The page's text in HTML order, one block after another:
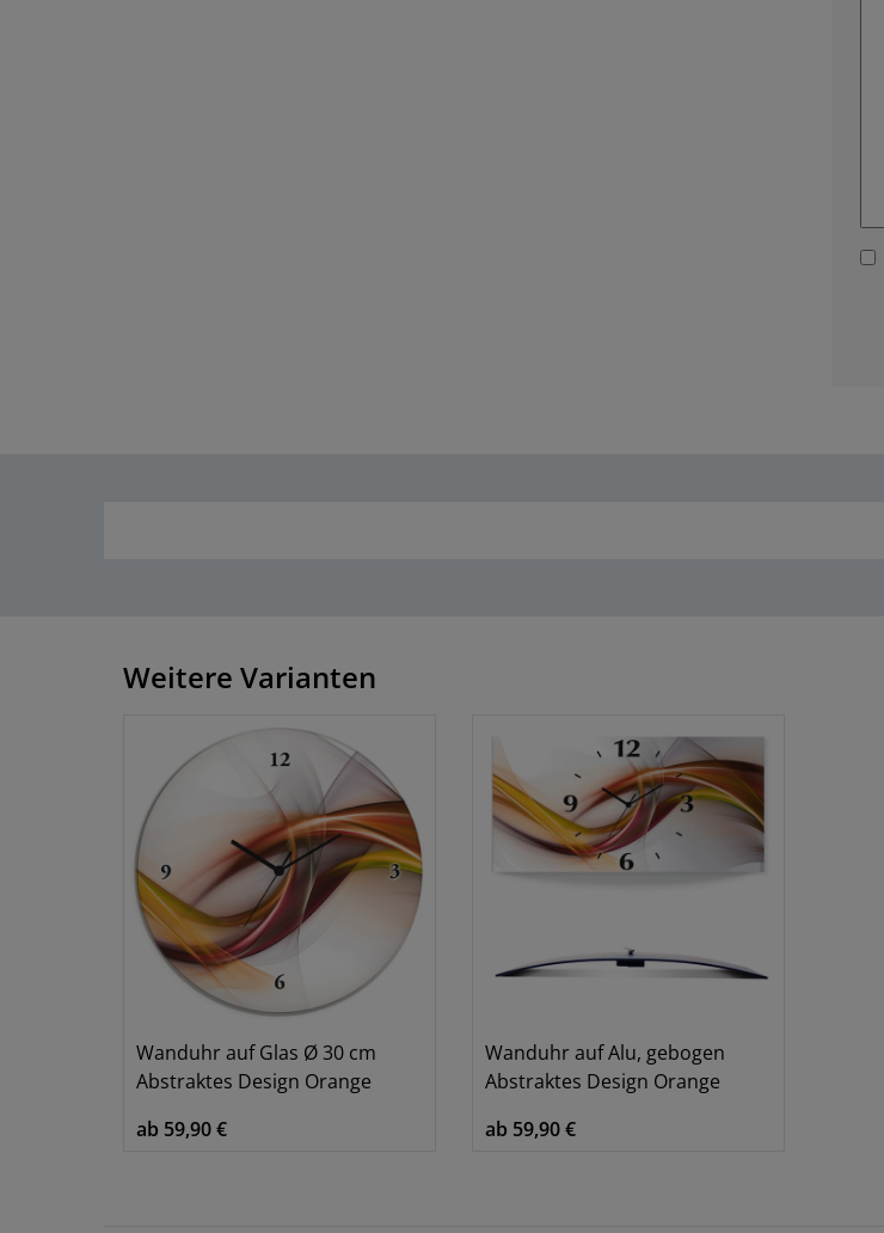
Weitere Varianten
Wanduhr auf Glas Ø 30 cm
Abstraktes Design Orange
ab 59,90 €
Wanduhr auf Alu, gebogen
Abstraktes Design Orange
ab 59,90 €